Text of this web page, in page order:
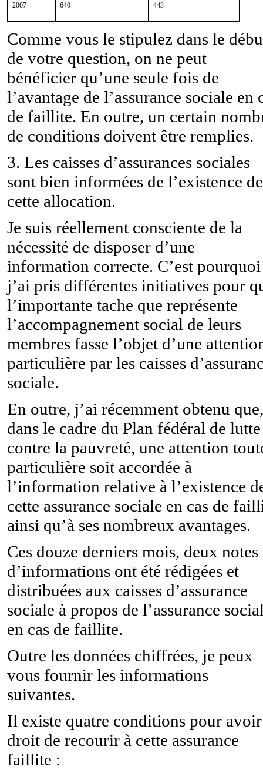
2007 640 443
Comme vous le stipulez dans le
de votre question, on ne peut
bénéficier qu’une seule fois de
l’avantage de l’assurance sociale en
de faillite. En outre, un certain
de conditions doivent être remplies.
3. Les caisses d’assurances sociales
sont bien informées de l’existence de
cette allocation.
Je suis réellement consciente de la
nécessité de disposer d’une
information correcte. C’est pourquoi
j’ai pris différentes initiatives pour
l’importante tache que représente
l’accompagnement social de leurs
membres fasse l’objet d’une
particulière par les caisses
sociale.
En outre, j’ai récemment obtenu que,
dans le cadre du Plan fédéral de lutte
contre la pauvreté, une attention
particulière soit accordée à
l’information relative à l’existence
cette assurance sociale en cas de
ainsi qu’à ses nombreux avantages.
Ces douze derniers mois, deux notes
d’informations ont été rédigées et
distribuées aux caisses d’assurance
sociale à propos de l’assurance
en cas de faillite.
Outre les données chiffrées, je peux
vous fournir les informations
suivantes.
Il existe quatre conditions pour
droit de recourir à cette assurance
faillite :